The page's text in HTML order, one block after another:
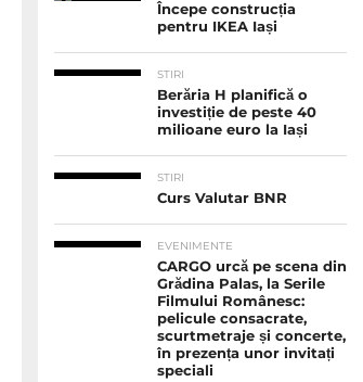
Începe construcția
pentru IKEA Iași
STIRI
Berăria H planifică o
investiție de peste 40
milioane euro la Iași
STIRI
Curs Valutar BNR
EVENIMENTE
CARGO urcă pe scena din
Grădina Palas, la Serile
Filmului Românesc:
pelicule consacrate,
scurtmetraje și concerte,
în prezența unor invitați
speciali